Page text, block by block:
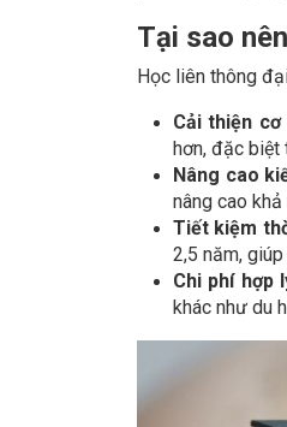
Tại sao
Học liên thông
Cải thiện cơ
hơn, đặc biệt
Nâng cao
nâng cao
Tiết kiệm
2,5 năm,
Chi phí hợp
khác như du